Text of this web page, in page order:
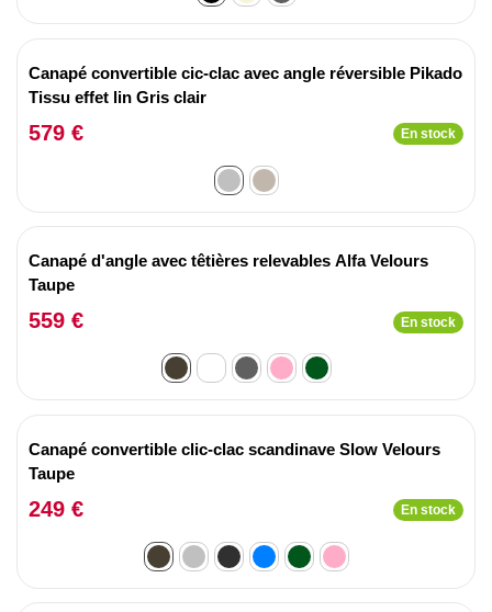
Canapé convertible cic-clac avec angle réversible Pikado
Tissu effet lin Gris clair
579 € En stock
Canapé d'angle avec têtières relevables Alfa Velours
Taupe
559 € En stock
Canapé convertible clic-clac scandinave Slow Velours
Taupe
249 € En stock